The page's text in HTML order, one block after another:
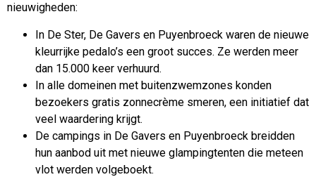
nieuwigheden:
In De Ster, De Gavers en Puyenbroeck waren de nieuwe
kleurrijke pedalo’s een groot succes. Ze werden meer
dan 15.000 keer verhuurd.
In alle domeinen met buitenzwemzones konden
bezoekers gratis zonnecrème smeren, een initiatief dat
veel waardering krijgt.
De campings in De Gavers en Puyenbroeck breidden
hun aanbod uit met nieuwe glampingtenten die meteen
vlot werden volgeboekt.